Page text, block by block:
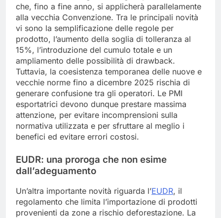
che, fino a fine anno, si applicherà parallelamente
alla vecchia Convenzione. Tra le principali novità
vi sono la semplificazione delle regole per
prodotto, l’aumento della soglia di tolleranza al
15%, l’introduzione del cumulo totale e un
ampliamento delle possibilità di drawback.
Tuttavia, la coesistenza temporanea delle nuove e
vecchie norme fino a dicembre 2025 rischia di
generare confusione tra gli operatori. Le PMI
esportatrici devono dunque prestare massima
attenzione, per evitare incomprensioni sulla
normativa utilizzata e per sfruttare al meglio i
benefici ed evitare errori costosi.
EUDR: una proroga che non esime
dall’adeguamento
Un’altra importante novità riguarda l’EUDR, il
regolamento che limita l’importazione di prodotti
provenienti da zone a rischio deforestazione. La